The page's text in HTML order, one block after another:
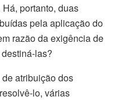
portanto, duas
pela aplicação do
razão da exigência de
las?
atribuição dos
lo, várias